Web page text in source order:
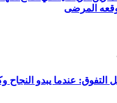
المرضى
عندما يبدو النجاح